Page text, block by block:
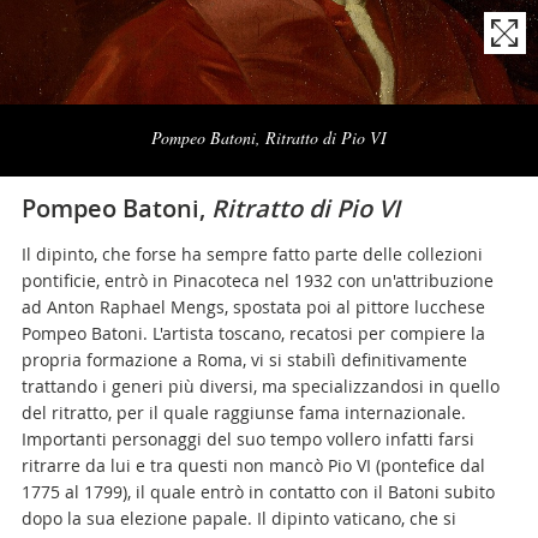
Pompeo Batoni, Ritratto di Pio VI
Naviga
Pompeo Batoni, Ritratto di Pio VI
Il dipinto, che forse ha sempre fatto parte delle collezioni
pontificie, entrò in Pinacoteca nel 1932 con un'attribuzione
ad Anton Raphael Mengs, spostata poi al pittore lucchese
Pompeo Batoni. L'artista toscano, recatosi per compiere la
propria formazione a Roma, vi si stabilì definitivamente
trattando i generi più diversi, ma specializzandosi in quello
del ritratto, per il quale raggiunse fama internazionale.
Importanti personaggi del suo tempo vollero infatti farsi
ritrarre da lui e tra questi non mancò Pio VI (pontefice dal
1775 al 1799), il quale entrò in contatto con il Batoni subito
dopo la sua elezione papale. Il dipinto vaticano, che si